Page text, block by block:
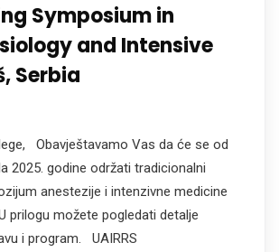
Symposium in
and Intensive
Serbia
Obavještavamo Vas da će se od
2025. godine održati tradicionalni
anestezije i intenzivne medicine
prilogu možete pogledati detalje
i program. UAIRRS